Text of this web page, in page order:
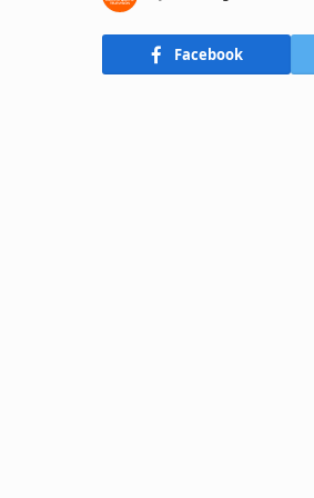
Facebook